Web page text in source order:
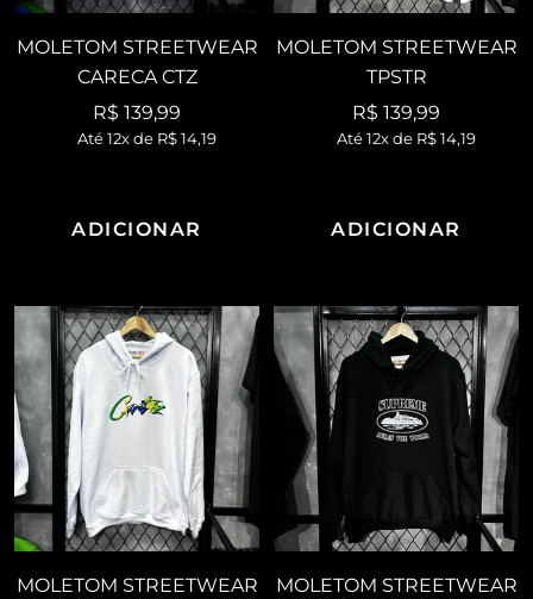
MOLETOM STREETWEAR
CARECA CTZ
Preço
promocional
R$ 139,99
Até 12x de R$ 14,19
ADICIONAR
MOLETOM STREETWEAR
TPSTR
Preço
promocional
R$ 139,99
Até 12x de R$ 14,19
ADICIONAR
MOLETOM STREETWEAR
MOLETOM STREETWEAR